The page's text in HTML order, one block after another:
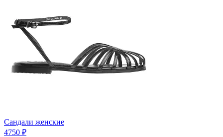
Сандали женские
4750 ₽